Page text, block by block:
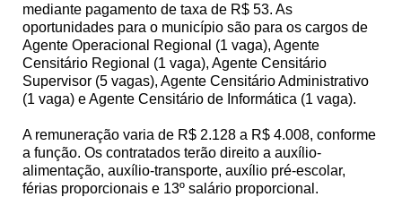
mediante pagamento de taxa de R$ 53. As
oportunidades para o município são para os cargos de
Agente Operacional Regional (1 vaga), Agente
Censitário Regional (1 vaga), Agente Censitário
Supervisor (5 vagas), Agente Censitário Administrativo
(1 vaga) e Agente Censitário de Informática (1 vaga).
A remuneração varia de R$ 2.128 a R$ 4.008, conforme
a função. Os contratados terão direito a auxílio-
alimentação, auxílio-transporte, auxílio pré-escolar,
férias proporcionais e 13º salário proporcional.